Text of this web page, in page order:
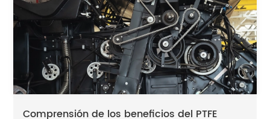
Comprensión de los beneficios del PTFE